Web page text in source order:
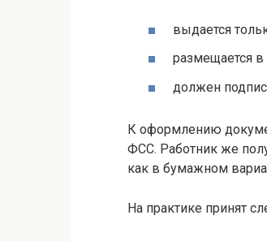
выдается
размещается
должен
К оформлению
ФСС. Работник же
как в бумажном
На практике принят